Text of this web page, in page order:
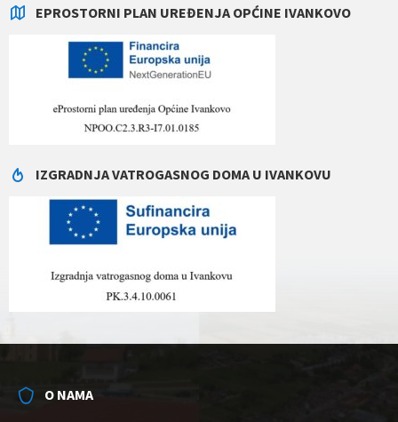
EPROSTORNI PLAN UREĐENJA OPĆINE IVANKOVO
IZGRADNJA VATROGASNOG DOMA U IVANKOVU
O NAMA